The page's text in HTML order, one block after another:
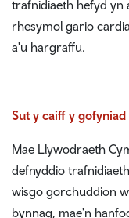
trafnidiaeth hefyd yn
rhesymol gario
a'u hargraffu.
Sut y caiff y
Mae Llywodraeth
defnyddio
wisgo gorchuddion
bynnag, mae'n